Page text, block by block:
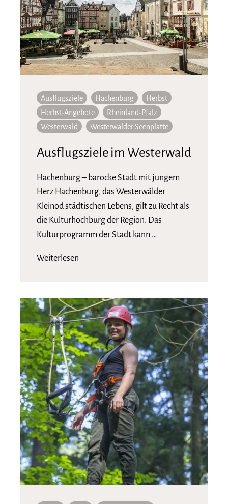
Ausflugsziele Hachenburg
Herbst
Herbst-Angebote
Rheinland-Pfalz
Westerwald
Westerwälder Seenplatte
Ausflugsziele im Westerwald
Hachenburg – barocke Stadt mit jungem
Herz Hachenburg, das Westerwälder
Kleinod städtischen Lebens, gilt zu Recht als
die Kulturhochburg der Region. Das
Kulturprogramm der Stadt kann …
Weiterlesen